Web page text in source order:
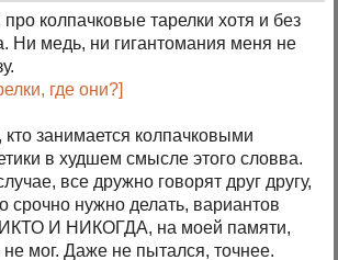
колпачковые тарелки хотя и без
Ни медь, ни гигантомания меня не
где они?]
занимается колпачковыми
в худшем смысле этого словва.
все дружно говорят друг другу,
срочно нужно делать, вариантов
И НИКОГДА, на моей памяти,
не мог. Даже не пытался, точнее.